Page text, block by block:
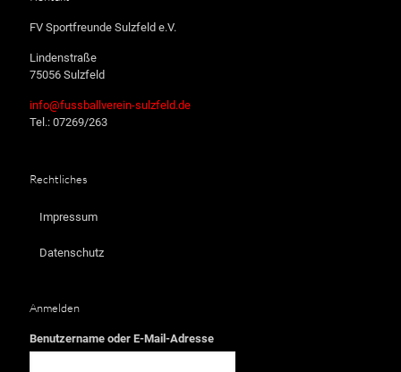
FV Sportfreunde Sulzfeld e.V.
Lindenstraße
75056 Sulzfeld
info@fussballverein-sulzfeld.de
Tel.: 07269/263
Rechtliches
Impressum
Datenschutz
Anmelden
Benutzername oder E-Mail-Adresse